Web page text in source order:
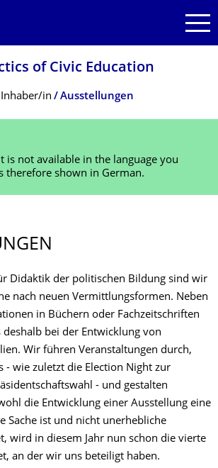
of Civic Education
Inhaber/in Ausstellungen
is not available in the language you
therefore shown in German.
Didaktik der politischen Bildung sind wir
nach neuen Vermittlungsformen. Neben
in Büchern oder Fachzeitschriften
bei der Entwicklung von
Wir führen Veranstaltungen durch,
- wie zuletzt die Election Night zur
- und gestalten
die Entwicklung einer Ausstellung eine
Sache ist und nicht unerhebliche
wird in diesem Jahr nun schon die vierte
an der wir uns beteiligt haben.